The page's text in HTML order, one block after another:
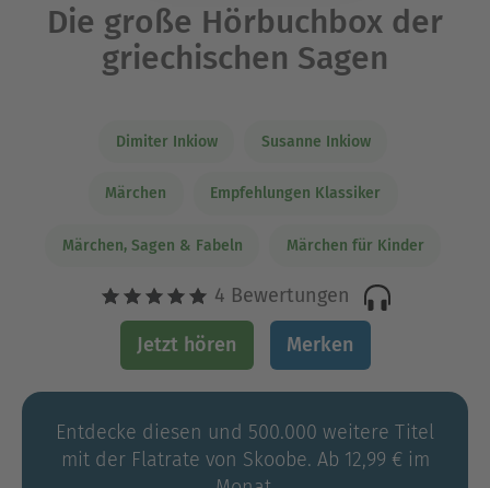
Die große Hörbuchbox der
griechischen Sagen
Dimiter Inkiow Susanne Inkiow
Märchen Empfehlungen Klassiker
Märchen, Sagen & Fabeln Märchen für Kinder
4 Bewertungen
Jetzt hören Merken
Entdecke diesen und 500.000 weitere Titel
mit der Flatrate von Skoobe. Ab 12,99 € im